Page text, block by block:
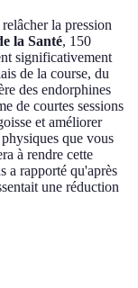
la pression
la Santé, 150
significativement
de la course, du
des endorphines
de courtes sessions
et améliorer
que vous
à rendre cette
a rapporté qu'après
une réduction